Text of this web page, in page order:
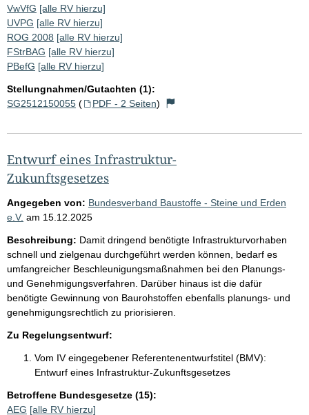
VwVfG [alle RV hierzu]
UVPG [alle RV hierzu]
ROG 2008 [alle RV hierzu]
FStrBAG [alle RV hierzu]
PBefG [alle RV hierzu]
Stellungnahmen/Gutachten (1):
SG2512150055 ( PDF - 2 Seiten)
Entwurf eines Infrastruktur-
Zukunftsgesetzes
Angegeben von: Bundesverband Baustoffe - Steine und Erden
e.V. am 15.12.2025
Beschreibung: Damit dringend benötigte Infrastrukturvorhaben
schnell und zielgenau durchgeführt werden können, bedarf es
umfangreicher Beschleunigungsmaßnahmen bei den Planungs-
und Genehmigungsverfahren. Darüber hinaus ist die dafür
benötigte Gewinnung von Baurohstoffen ebenfalls planungs- und
genehmigungsrechtlich zu priorisieren.
Zu Regelungsentwurf:
Vom IV eingegebener Referentenentwurfstitel (BMV):
Entwurf eines Infrastruktur-Zukunftsgesetzes
Betroffene Bundesgesetze (15):
AEG [alle RV hierzu]